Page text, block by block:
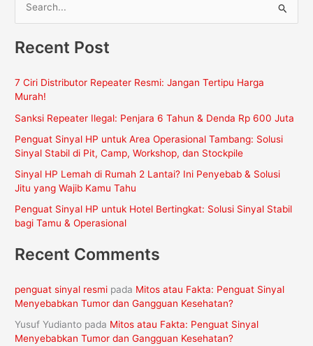
r
u
t
u
k
:
Recent Post
7 Ciri Distributor Repeater Resmi: Jangan Tertipu Harga
Murah!
Sanksi Repeater Ilegal: Penjara 6 Tahun & Denda Rp 600 Juta
Penguat Sinyal HP untuk Area Operasional Tambang: Solusi
Sinyal Stabil di Pit, Camp, Workshop, dan Stockpile
Sinyal HP Lemah di Rumah 2 Lantai? Ini Penyebab & Solusi
Jitu yang Wajib Kamu Tahu
Penguat Sinyal HP untuk Hotel Bertingkat: Solusi Sinyal Stabil
bagi Tamu & Operasional
Recent Comments
penguat sinyal resmi pada Mitos atau Fakta: Penguat Sinyal
Menyebabkan Tumor dan Gangguan Kesehatan?
Yusuf Yudianto pada Mitos atau Fakta: Penguat Sinyal
Menyebabkan Tumor dan Gangguan Kesehatan?